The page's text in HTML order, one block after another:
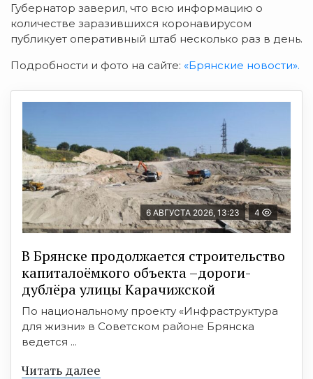
Губернатор заверил, что всю информацию о
количестве заразившихся коронавирусом
публикует оперативный штаб несколько раз в день.
Подробности и фото на сайте: «Брянские новости».
6 АВГУСТА 2026, 13:23 4
В Брянске продолжается строительство
капиталоёмкого объекта –дороги-
дублёра улицы Карачижской
По национальному проекту «Инфраструктура
для жизни» в Советском районе Брянска
ведется ...
Читать далее